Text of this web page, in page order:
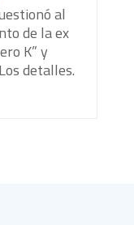
al
de la ex
K” y
detalles.